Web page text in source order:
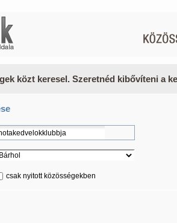
közt keresel. Szeretnéd kibővíteni a
csak nyitott közösségekben